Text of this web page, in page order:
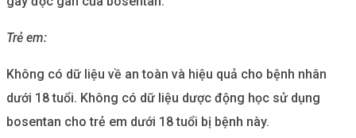
Trẻ em:
Không có dữ liệu về an toàn và hiệu quả cho bệnh nhân
dưới 18 tuổi. Không có dữ liệu dược động học sử dụng
bosentan cho trẻ em dưới 18 tuổi bị bệnh này.